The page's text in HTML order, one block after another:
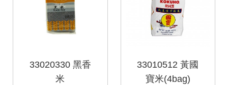
33020330 黑香
米
33010512 黃國
寶米(4bag)